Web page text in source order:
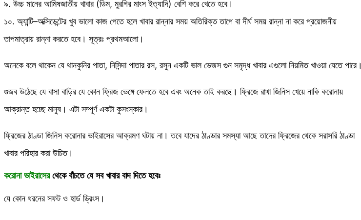
৯. উচ্চ মানের আমিষজাতীয় খাবার (ডিম, মুরগির মাংস ইত্যাদি) বেশি করে খেতে হবে।
১০. অ্যান্টি–অক্সিডেন্টের খুব ভালো কাজ পেতে হলে খাবার রান্নার সময় অতিরিক্ত তাপে বা দীর্ঘ সময় রান্না না করে প্রয়োজনীয়
তাপমাত্রায় রান্না করতে হবে। সূত্রঃ প্রথমআলো।
অনেকে বলে থাকেন যে থানকুনির পাতা, নিসিন্দা পাতার রস, রসুন একটি ভাল ভেজস গুন সমৃদ্ধ খাবার এগুলো নিয়মিত খাওয়া যেতে পারে।
গুজব উঠেছে যে বাসা বাড়ির যে কোন ফ্রিজ ভেঙ্গে ফেলতে হবে এবং অনেক তাই করছে। ফ্রিজে রাখা জিনিস খেয়ে নাকি করোনায়
আক্রান্ত হচ্ছে মানুষ। এটা সম্পূর্ণ একটা কুসংস্কার।
ফ্রিজের ঠাণ্ডা জিনিস করোনার ভাইরাসের আক্রমণ ঘটায় না। তবে যাদের ঠাণ্ডার সমস্যা আছে তাদের ফ্রিজের থেকে সরাসরি ঠাণ্ডা
খাবার পরিহার করা উচিত।
করোনা ভাইরাসের থেকে বাঁচতে যে সব খাবার বাদ দিতে হবেঃ
যে কোন ধরনের সফট ও হার্ড ড্রিংস।